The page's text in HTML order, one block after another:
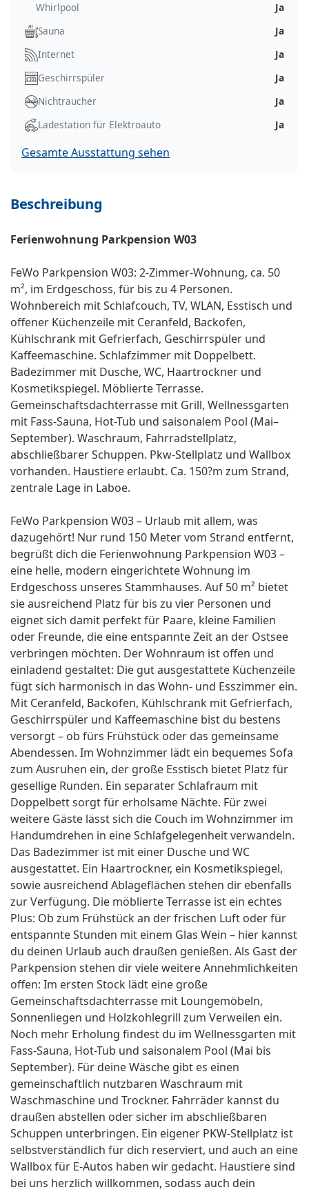
Whirlpool
Ja
Sauna
Ja
Internet
Ja
Geschirrspüler
Ja
Nichtraucher
Ja
Ladestation für Elektroauto
Ja
Gesamte Ausstattung sehen
Beschreibung
Ferienwohnung Parkpension W03
FeWo Parkpension W03: 2-Zimmer-Wohnung, ca. 50
m², im Erdgeschoss, für bis zu 4 Personen.
Wohnbereich mit Schlafcouch, TV, WLAN, Esstisch und
offener Küchenzeile mit Ceranfeld, Backofen,
Kühlschrank mit Gefrierfach, Geschirrspüler und
Kaffeemaschine. Schlafzimmer mit Doppelbett.
Badezimmer mit Dusche, WC, Haartrockner und
Kosmetikspiegel. Möblierte Terrasse.
Gemeinschaftsdachterrasse mit Grill, Wellnessgarten
mit Fass-Sauna, Hot-Tub und saisonalem Pool (Mai–
September). Waschraum, Fahrradstellplatz,
abschließbarer Schuppen. Pkw-Stellplatz und Wallbox
vorhanden. Haustiere erlaubt. Ca. 150?m zum Strand,
zentrale Lage in Laboe.
FeWo Parkpension W03 – Urlaub mit allem, was
dazugehört! Nur rund 150 Meter vom Strand entfernt,
begrüßt dich die Ferienwohnung Parkpension W03 –
eine helle, modern eingerichtete Wohnung im
Erdgeschoss unseres Stammhauses. Auf 50 m² bietet
sie ausreichend Platz für bis zu vier Personen und
eignet sich damit perfekt für Paare, kleine Familien
oder Freunde, die eine entspannte Zeit an der Ostsee
verbringen möchten. Der Wohnraum ist offen und
einladend gestaltet: Die gut ausgestattete Küchenzeile
fügt sich harmonisch in das Wohn- und Esszimmer ein.
Mit Ceranfeld, Backofen, Kühlschrank mit Gefrierfach,
Geschirrspüler und Kaffeemaschine bist du bestens
versorgt – ob fürs Frühstück oder das gemeinsame
Abendessen. Im Wohnzimmer lädt ein bequemes Sofa
zum Ausruhen ein, der große Esstisch bietet Platz für
gesellige Runden. Ein separater Schlafraum mit
Doppelbett sorgt für erholsame Nächte. Für zwei
weitere Gäste lässt sich die Couch im Wohnzimmer im
Handumdrehen in eine Schlafgelegenheit verwandeln.
Das Badezimmer ist mit einer Dusche und WC
ausgestattet. Ein Haartrockner, ein Kosmetikspiegel,
sowie ausreichend Ablageflächen stehen dir ebenfalls
zur Verfügung. Die möblierte Terrasse ist ein echtes
Plus: Ob zum Frühstück an der frischen Luft oder für
entspannte Stunden mit einem Glas Wein – hier kannst
du deinen Urlaub auch draußen genießen. Als Gast der
Parkpension stehen dir viele weitere Annehmlichkeiten
offen: Im ersten Stock lädt eine große
Gemeinschaftsdachterrasse mit Loungemöbeln,
Sonnenliegen und Holzkohlegrill zum Verweilen ein.
Noch mehr Erholung findest du im Wellnessgarten mit
Fass-Sauna, Hot-Tub und saisonalem Pool (Mai bis
September). Für deine Wäsche gibt es einen
gemeinschaftlich nutzbaren Waschraum mit
Waschmaschine und Trockner. Fahrräder kannst du
draußen abstellen oder sicher im abschließbaren
Schuppen unterbringen. Ein eigener PKW-Stellplatz ist
selbstverständlich für dich reserviert, und auch an eine
Wallbox für E-Autos haben wir gedacht. Haustiere sind
bei uns herzlich willkommen, sodass auch dein